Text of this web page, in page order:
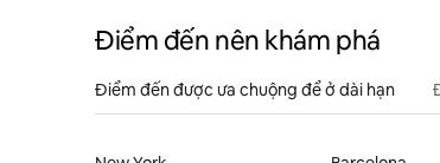
Điểm đến nên khám phá
Điểm đến được ưa chuộng để ở dài hạn